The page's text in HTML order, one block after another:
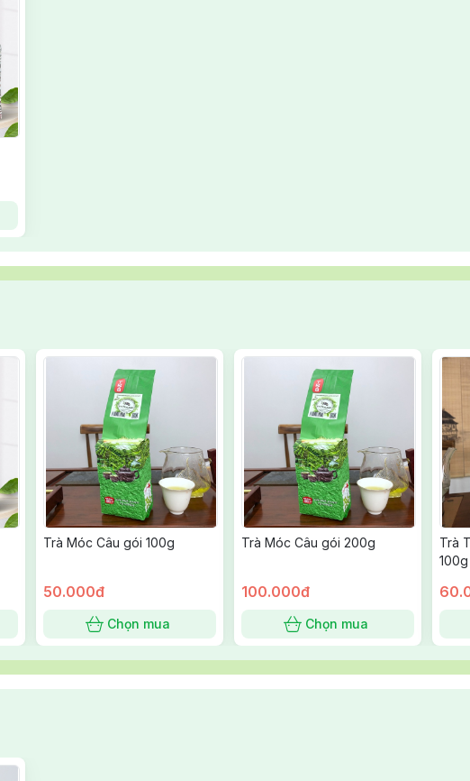
Trà Móc Câu gói 100g
50.000đ
Chọn mua
Trà Móc Câu gói 200g
100.000đ
Chọn mua
Trà
100g